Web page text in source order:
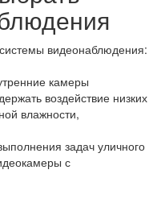
видеонаблюдения:
камеры
воздействие низких
влажности,
задач уличного
с